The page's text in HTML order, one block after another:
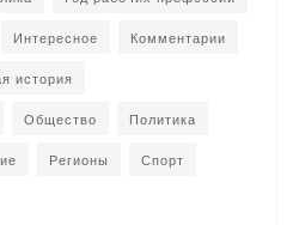
Интересное Комментарии
история
Общество Политика
Регионы Спорт